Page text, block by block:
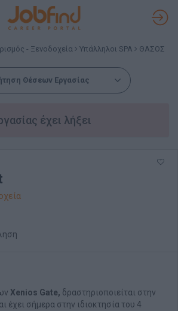
- Ξενοδοχεία Υπάλληλοι SPA ΘΑΣΟΣ
Θέσεων Εργασίας
έχει λήξει
Xenios Gate, δραστηριοποιείται στην
έχει σήμερα στην ιδιοκτησία του 4